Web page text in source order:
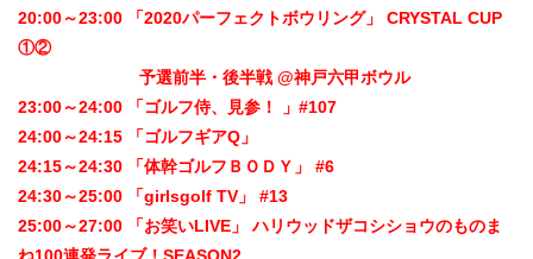
20:00～23:00 「2020パーフェクトボウリング」 CRYSTAL CUP
①②
予選前半・後半戦 @神戸六甲ボウル
23:00～24:00 「ゴルフ侍、見参！ 」#107
24:00～24:15 「ゴルフギアQ」
24:15～24:30 「体幹ゴルフＢＯＤＹ」 #6
24:30～25:00 「girlsgolf TV」 #13
25:00～27:00 「お笑いLIVE」 ハリウッドザコシショウのものま